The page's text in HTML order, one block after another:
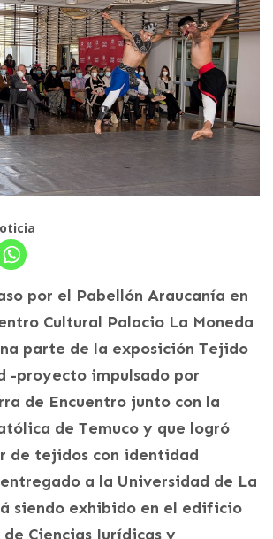
por el Pabellón Araucanía en
Cultural Palacio La Moneda
parte de la exposición Tejido
-proyecto impulsado por
de Encuentro junto con la
de Temuco y que logró
de tejidos con identidad
a la Universidad de La
siendo exhibido en el edificio
Ciencias Jurídicas y